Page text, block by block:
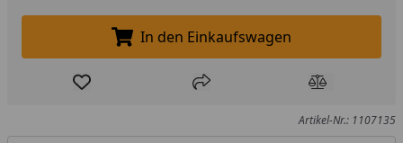
In den Einkaufswagen legen
In den Einkaufswagen
Produkt zur Wunschliste hinzufügen
Teilen Produkt
Artikel-Nr.: 1107135